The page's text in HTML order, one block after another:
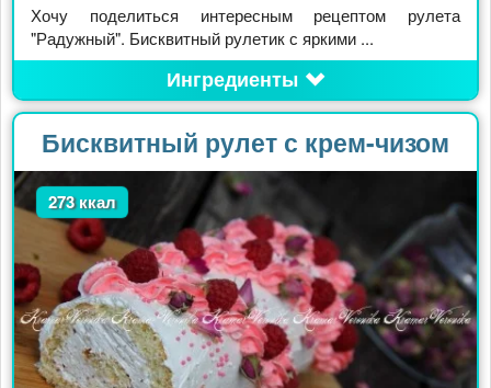
Хочу поделиться интересным рецептом рулета
"Радужный". Бисквитный рулетик с яркими ...
Ингредиенты
Бисквитный рулет с крем-чизом
273 ккал